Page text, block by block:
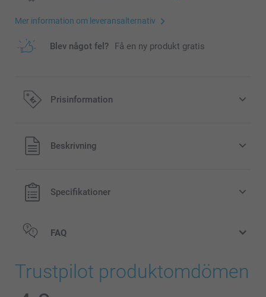
Mer information om leveransalternativ
Blev något fel? Få en ny produkt gratis
Prisinformation
Alla priser är i svenska kronor (SEK), inklusive moms och
exklusive porto.
Beskrivning
Specifikationer
FAQ
Trustpilot produktomdömen